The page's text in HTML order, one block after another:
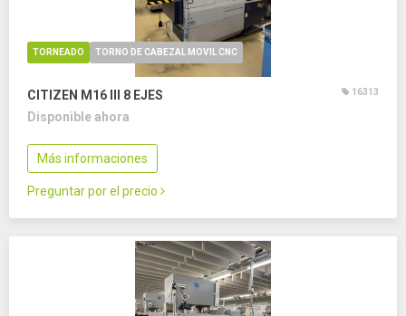
TORNEADO TORNO DE CABEZAL MOVIL CNC
CITIZEN M16 III 8 EJES 16313
Disponible ahora
Más informaciones
Preguntar por el precio